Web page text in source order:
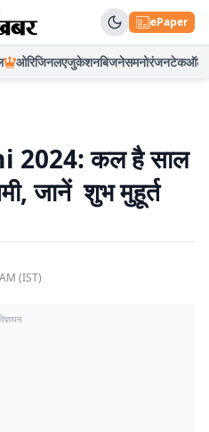
ePaper
ओरिजिनलएजुकेशनबिजनेसमनोरंजनटेकऑटो
2024: कल है साल
जानें शुभ मुहूर्त
(IST)